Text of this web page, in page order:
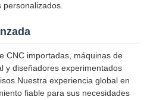
CNC importadas, máquinas de
y diseñadores experimentados
experiencia global en
fiable para sus necesidades